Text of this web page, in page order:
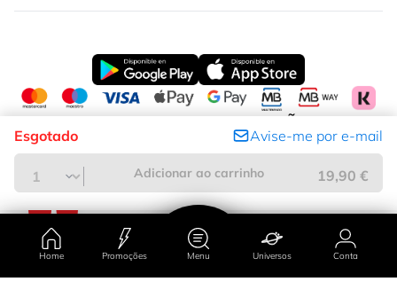
Home Promoções Menu Universos Conta
Esgotado Avise-me por e-mail
Adicionar ao carrinho 19,90 €
ALTERAR A TUA LOCALIZAÇÃO
Portugal